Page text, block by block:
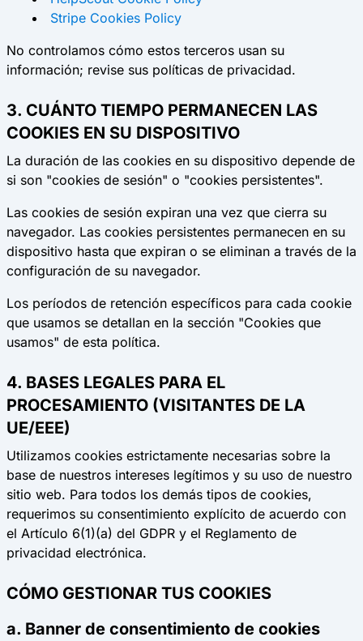
Stripe Cookies Policy
No controlamos cómo estos terceros usan su
información; revise sus políticas de privacidad.
3. CUÁNTO TIEMPO PERMANECEN LAS
COOKIES EN SU DISPOSITIVO
La duración de las cookies en su dispositivo depende de
si son "cookies de sesión" o "cookies persistentes".
Las cookies de sesión expiran una vez que cierra su
navegador. Las cookies persistentes permanecen en su
dispositivo hasta que expiran o se eliminan a través de la
configuración de su navegador.
Los períodos de retención específicos para cada cookie
que usamos se detallan en la sección "Cookies que
usamos" de esta política.
4. BASES LEGALES PARA EL
PROCESAMIENTO (VISITANTES DE LA
UE/EEE)
Utilizamos cookies estrictamente necesarias sobre la
base de nuestros intereses legítimos y su uso de nuestro
sitio web. Para todos los demás tipos de cookies,
requerimos su consentimiento explícito de acuerdo con
el Artículo 6(1)(a) del GDPR y el Reglamento de
privacidad electrónica.
CÓMO GESTIONAR TUS COOKIES
a. Banner de consentimiento de cookies